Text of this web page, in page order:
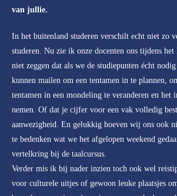
van jullie.
In het buitenland studeren verschilt echt niet zo
studeren. Nu zie ik onze docenten ons tijdens het
niet zeggen dat als we de studiepunten écht
kunnen mailen om een tentamen in te plannen,
tentamen in een mondeling te veranderen en het
nemen. Of dat je cijfer voor een vak volledig
aanwezigheid. En gelukkig hoeven wij ons ook
te bedenken wat we het afgelopen weekend
vertelkring bij de taalcursus.
Verder mis ik bij nader inzien toch ook wel
voor culturele uitjes of gewoon leuke plaatsjes